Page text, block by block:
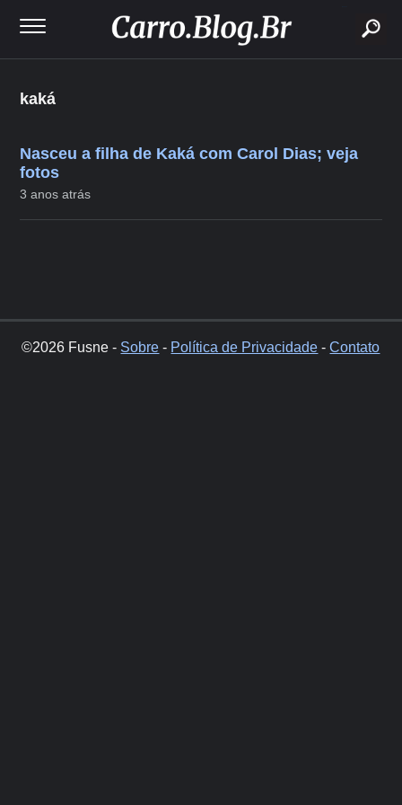
kaká
Nasceu a filha de Kaká com Carol Dias; veja
fotos
3 anos atrás
©2026 Fusne - Sobre - Política de Privacidade -Contato